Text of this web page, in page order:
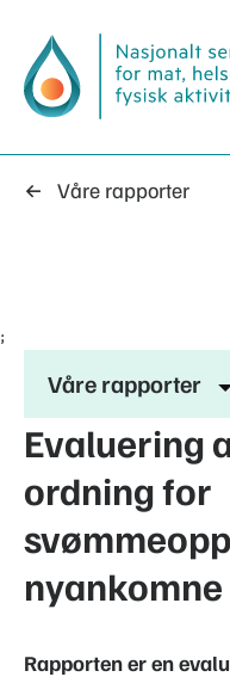
Våre rapporter
;
Våre rapporter
Evaluering
ordning for
nyankomne
Rapporten er en